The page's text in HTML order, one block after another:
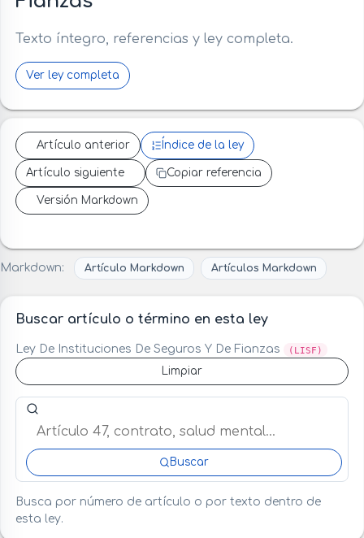
Texto íntegro, referencias y ley completa.
Ver ley completa
Artículo anterior Índice de la ley
Artículo siguiente Copiar referencia
Versión Markdown
Markdown: Artículo Markdown Artículos Markdown
Buscar artículo o término en esta ley
Ley De Instituciones De Seguros Y De Fianzas (LISF)
Limpiar
Buscar artículo o término en esta ley
Buscar
Busca por número de artículo o por texto dentro de
esta ley.